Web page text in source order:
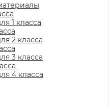
1 класса
2 класса
3 класса
4 класса